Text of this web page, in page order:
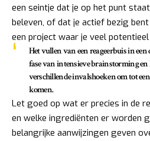
een seintje dat je op het punt
beleven, of dat je actief bezig
een project waar je veel
Het vullen van een reageerbuis in
fase van intensieve brainstorming
verschillende invalshoeken om tot
komen.
Let goed op wat er precies in de
en welke ingrediënten er worden
belangrijke aanwijzingen geven